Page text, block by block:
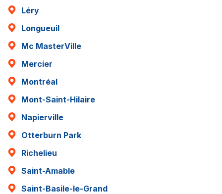
Léry
Longueuil
Mc MasterVille
Mercier
Montréal
Mont-Saint-Hilaire
Napierville
Otterburn Park
Richelieu
Saint-Amable
Saint-Basile-le-Grand